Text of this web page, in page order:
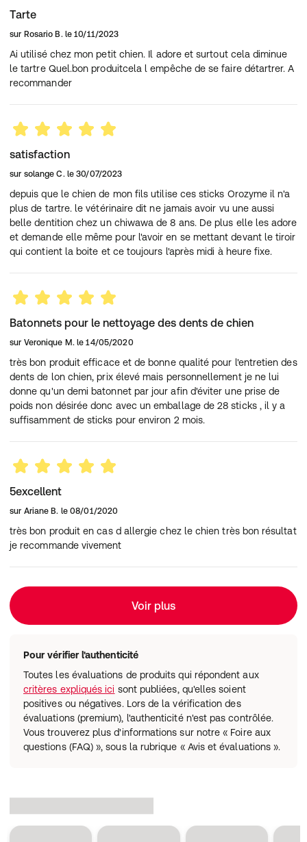
Tarte
sur Rosario B. le 10/11/2023
Ai utilisé chez mon petit chien. Il adore et surtout cela diminue
le tartre Quel.bon produitcela l empêche de se faire détartrer. A
recommander
satisfaction
sur solange C. le 30/07/2023
depuis que le chien de mon fils utilise ces sticks Orozyme il n'a
plus de tartre. le vétérinaire dit ne jamais avoir vu une aussi
belle dentition chez un chiwawa de 8 ans. De plus elle les adore
et demande elle même pour l'avoir en se mettant devant le tiroir
qui contient la boite et ce toujours l'après midi à heure fixe.
Batonnets pour le nettoyage des dents de chien
sur Veronique M. le 14/05/2020
très bon produit efficace et de bonne qualité pour l'entretien des
dents de lon chien, prix élevé mais personnellement je ne lui
donne qu'un demi batonnet par jour afin d'éviter une prise de
poids non désirée donc avec un emballage de 28 sticks , il y a
suffisamment de sticks pour environ 2 mois.
5excellent
sur Ariane B. le 08/01/2020
très bon produit en cas d allergie chez le chien très bon résultat
je recommande vivement
Voir plus
Pour vérifier l'authenticité
Toutes les évaluations de produits qui répondent aux
critères expliqués ici sont publiées, qu'elles soient
positives ou négatives. Lors de la vérification des
évaluations (premium), l'authenticité n'est pas contrôlée.
Vous trouverez plus d'informations sur notre « Foire aux
questions (FAQ) », sous la rubrique « Avis et évaluations ».